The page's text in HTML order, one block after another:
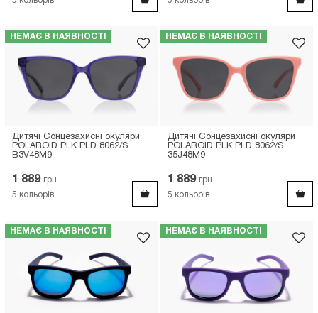
НЕМАЄ В НАЯВНОСТІ
Дитячі Сонцезахисні окуляри
POLAROID PLK PLD 8062/S
B3V48M9
1 889 грн
5 кольорів
НЕМАЄ В НАЯВНОСТІ
Дитячі Сонцезахисні окуляри
POLAROID PLK PLD 8062/S
35J48M9
1 889 грн
5 кольорів
НЕМАЄ В НАЯВНОСТІ НЕМАЄ В НАЯВНОСТІ